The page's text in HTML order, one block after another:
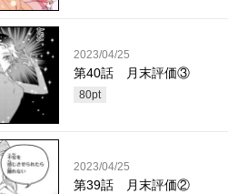
2023/04/25
第40話 月末評価③
80pt
2023/04/25
第39話 月末評価②